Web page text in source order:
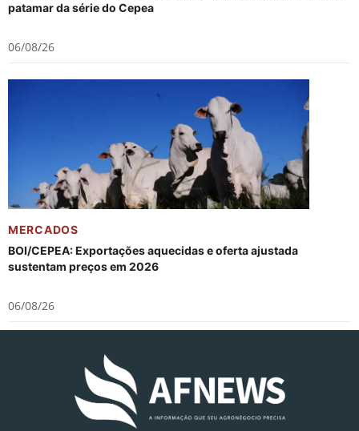
patamar da série do Cepea
06/08/26
MERCADOS
BOI/CEPEA: Exportações aquecidas e oferta ajustada
sustentam preços em 2026
06/08/26